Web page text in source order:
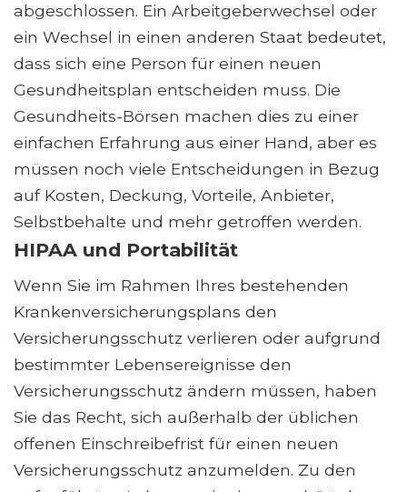
abgeschlossen. Ein Arbeitgeberwechsel oder
ein Wechsel in einen anderen Staat bedeutet,
dass sich eine Person für einen neuen
Gesundheitsplan entscheiden muss. Die
Gesundheits-Börsen machen dies zu einer
einfachen Erfahrung aus einer Hand, aber es
müssen noch viele Entscheidungen in Bezug
auf Kosten, Deckung, Vorteile, Anbieter,
Selbstbehalte und mehr getroffen werden.
HIPAA und Portabilität
Wenn Sie im Rahmen Ihres bestehenden
Krankenversicherungsplans den
Versicherungsschutz verlieren oder aufgrund
bestimmter Lebensereignisse den
Versicherungsschutz ändern müssen, haben
Sie das Recht, sich außerhalb der üblichen
offenen Einschreibefrist für einen neuen
Versicherungsschutz anzumelden. Zu den